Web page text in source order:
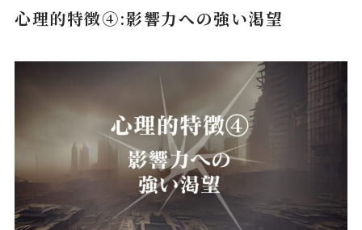
心理的特徴④:影響力への強い渇望